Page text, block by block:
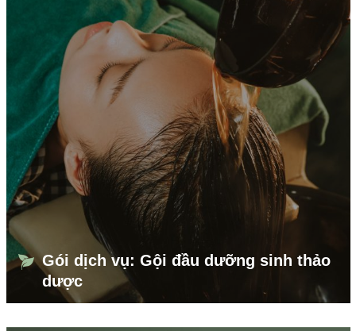
Gói dịch vụ: Gội đầu dưỡng sinh thảo
dược